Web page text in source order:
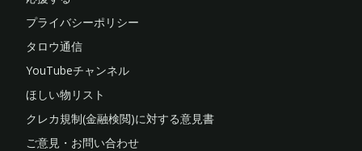
プライバシーポリシー
タロウ通信
YouTubeチャンネル
ほしい物リスト
クレカ規制(金融検閲)に対する意見書
ご意見・お問い合わせ